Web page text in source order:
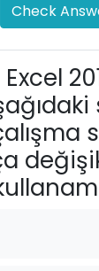
Check